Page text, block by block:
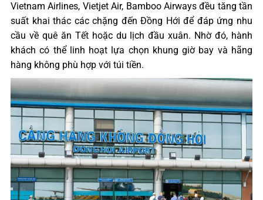
Vietnam Airlines, Vietjet Air, Bamboo Airways đều tăng tần
suất khai thác các chặng đến Đồng Hới để đáp ứng nhu
cầu về quê ăn Tết hoặc du lịch đầu xuân. Nhờ đó, hành
khách có thể linh hoạt lựa chọn khung giờ bay và hãng
hàng không phù hợp với túi tiền.